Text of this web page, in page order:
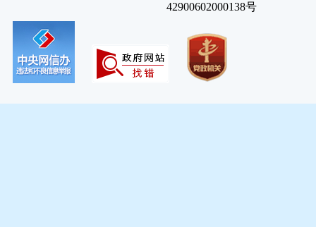
42900602000138号